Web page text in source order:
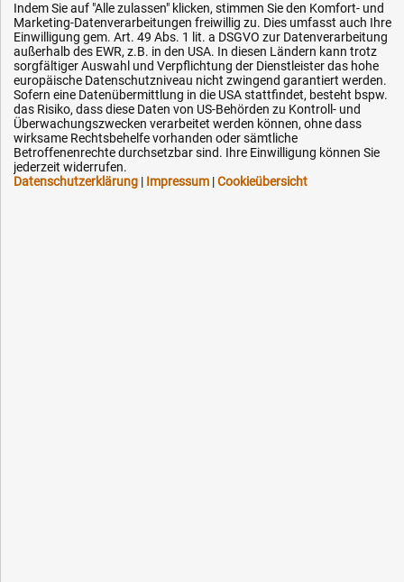
Karriere
OEM-Ersatzteile
Technik-Hilfe
Downloads
Kontakt
Ihre Hytec-Hydraulik Vorteile
Indem Sie auf "Alle zulassen" klicken, stimmen Sie den Komfort- und
Marketing-Datenverarbeitungen freiwillig zu. Dies umfasst auch Ihre
Einwilligung gem. Art. 49 Abs. 1 lit. a DSGVO zur Datenverarbeitung
außerhalb des EWR, z.B. in den USA. In diesen Ländern kann trotz
sorgfältiger Auswahl und Verpflichtung der Dienstleister das hohe
europäische Datenschutzniveau nicht zwingend garantiert werden.
Sofern eine Datenübermittlung in die USA stattfindet, besteht bspw.
das Risiko, dass diese Daten von US-Behörden zu Kontroll- und
Überwachungszwecken verarbeitet werden können, ohne dass
wirksame Rechtsbehelfe vorhanden oder sämtliche
Betroffenenrechte durchsetzbar sind. Ihre Einwilligung können Sie
jederzeit widerrufen.
Datenschutzerklärung | Impressum |Cookieübersicht